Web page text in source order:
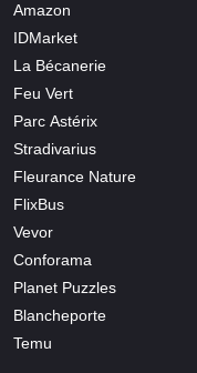
Amazon
IDMarket
La Bécanerie
Feu Vert
Parc Astérix
Stradivarius
Fleurance Nature
FlixBus
Vevor
Conforama
Planet Puzzles
Blancheporte
Temu